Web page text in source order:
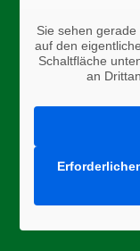
Sie sehen
auf den
Schaltfläche
an